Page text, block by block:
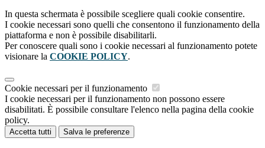
In questa schermata è possibile scegliere quali cookie consentire.
I cookie necessari sono quelli che consentono il funzionamento della
piattaforma e non è possibile disabilitarli.
Per conoscere quali sono i cookie necessari al funzionamento potete
visionare la COOKIE POLICY.
Cookie necessari per il funzionamento
I cookie necessari per il funzionamento non possono essere
disabilitati. È possibile consultare l'elenco nella pagina della cookie
policy.
Accetta tutti Salva le preferenze